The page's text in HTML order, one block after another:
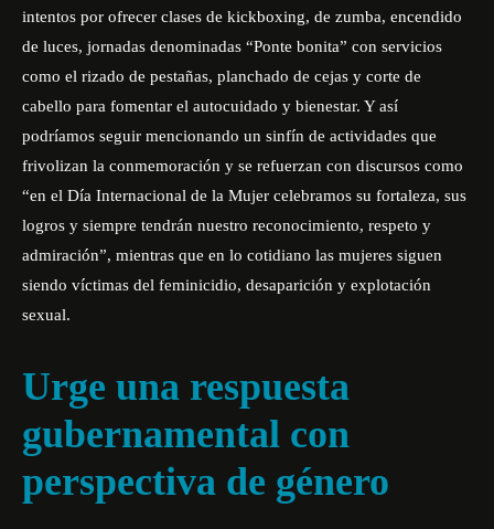
intentos por ofrecer clases de kickboxing, de zumba, encendido
de luces, jornadas denominadas “Ponte bonita” con servicios
como el rizado de pestañas, planchado de cejas y corte de
cabello para fomentar el autocuidado y bienestar. Y así
podríamos seguir mencionando un sinfín de actividades que
frivolizan la conmemoración y se refuerzan con discursos como
“en el Día Internacional de la Mujer celebramos su fortaleza, sus
logros y siempre tendrán nuestro reconocimiento, respeto y
admiración”, mientras que en lo cotidiano las mujeres siguen
siendo víctimas del feminicidio, desaparición y explotación
sexual.
Urge una respuesta
gubernamental con
perspectiva de género